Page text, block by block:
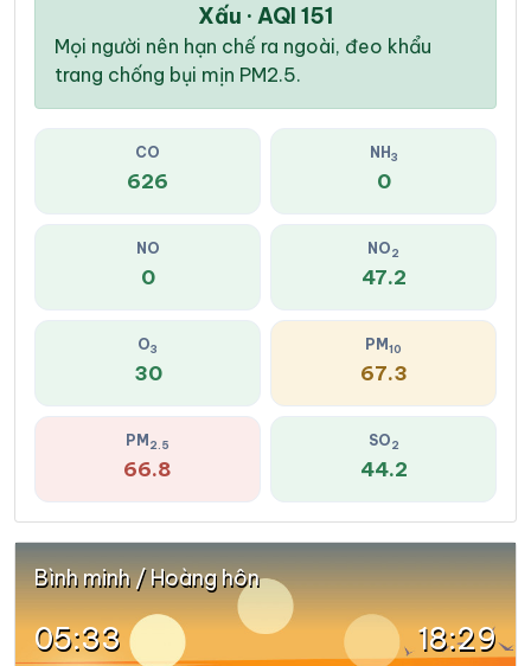
Xấu · AQI 151
Mọi người nên hạn chế ra ngoài, đeo khẩu
trang chống bụi mịn PM2.5.
CO
626
NH 3
0
NO
0
NO2
47.2
O3
30
PM10
67.3
PM 2.5
66.8
SO2
44.2
Bình minh / Hoàng hôn
05:33 18:29